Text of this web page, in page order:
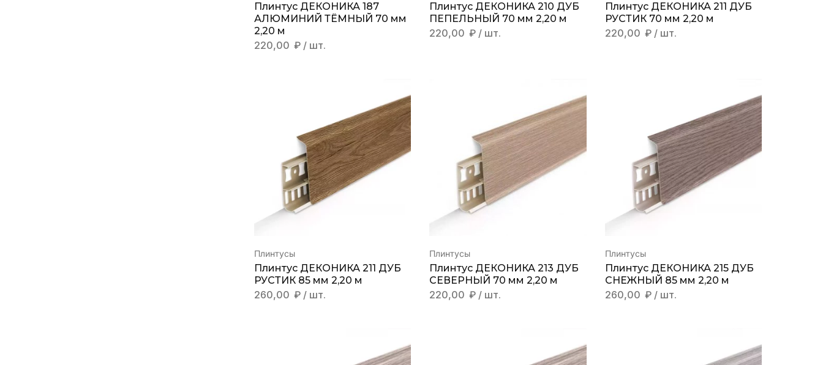
Плинтус ДЕКОНИКА 187
АЛЮМИНИЙ ТЁМНЫЙ 70 мм
2,20 м
220,00 ₽ / шт.
Плинтус ДЕКОНИКА 210 ДУБ
ПЕПЕЛЬНЫЙ 70 мм 2,20 м
220,00 ₽ / шт.
Плинтус ДЕКОНИКА 211 ДУБ
РУСТИК 70 мм 2,20 м
220,00 ₽ / шт.
Плинтусы
Плинтус ДЕКОНИКА 211 ДУБ
РУСТИК 85 мм 2,20 м
260,00 ₽ / шт.
Плинтусы
Плинтус ДЕКОНИКА 213 ДУБ
СЕВЕРНЫЙ 70 мм 2,20 м
220,00 ₽ / шт.
Плинтусы
Плинтус ДЕКОНИКА 215 ДУБ
СНЕЖНЫЙ 85 мм 2,20 м
260,00 ₽ / шт.